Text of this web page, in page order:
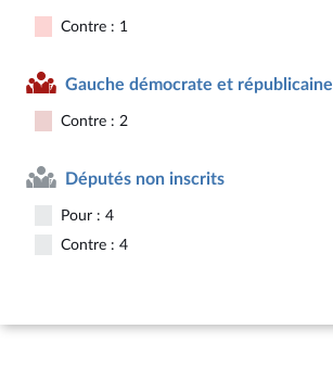
Contre : 1
Gauche démocrate et républicaine
Contre : 2
Députés non inscrits
Pour : 4
Contre : 4